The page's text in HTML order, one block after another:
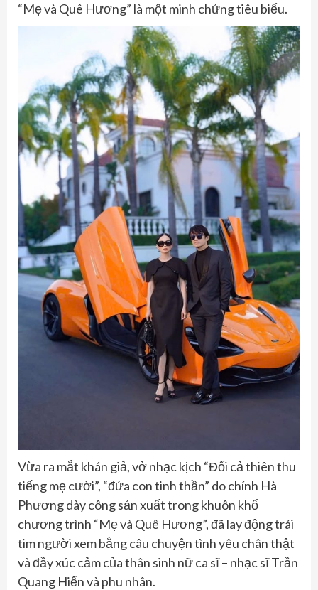
“Mẹ và Quê Hương” là một minh chứng tiêu biểu.
Vừa ra mắt khán giả, vở nhạc kịch “Đổi cả thiên thu
tiếng mẹ cười”, “đứa con tinh thần” do chính Hà
Phương dày công sản xuất trong khuôn khổ
chương trình “Mẹ và Quê Hương”, đã lay động trái
tim người xem bằng câu chuyện tình yêu chân thật
và đầy xúc cảm của thân sinh nữ ca sĩ – nhạc sĩ Trần
Quang Hiển và phu nhân.